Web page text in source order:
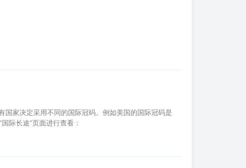
家决定采用不同的国际冠码。例如美国的国际冠码是
际长途”页面进行查看：